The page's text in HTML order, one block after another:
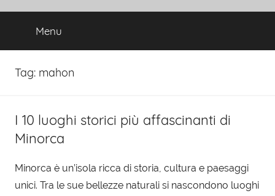
Menu
Tag: mahon
I 10 luoghi storici più affascinanti di
Minorca
Minorca è un’isola ricca di storia, cultura e paesaggi
unici. Tra le sue bellezze naturali si nascondono luoghi